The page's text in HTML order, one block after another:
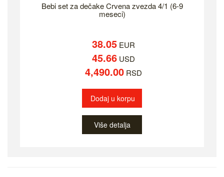
Bebi set za dečake Crvena zvezda 4/1 (6-9
meseci)
38.05EUR
45.66USD
4,490.00RSD
Dodaj u korpu
Više detalja